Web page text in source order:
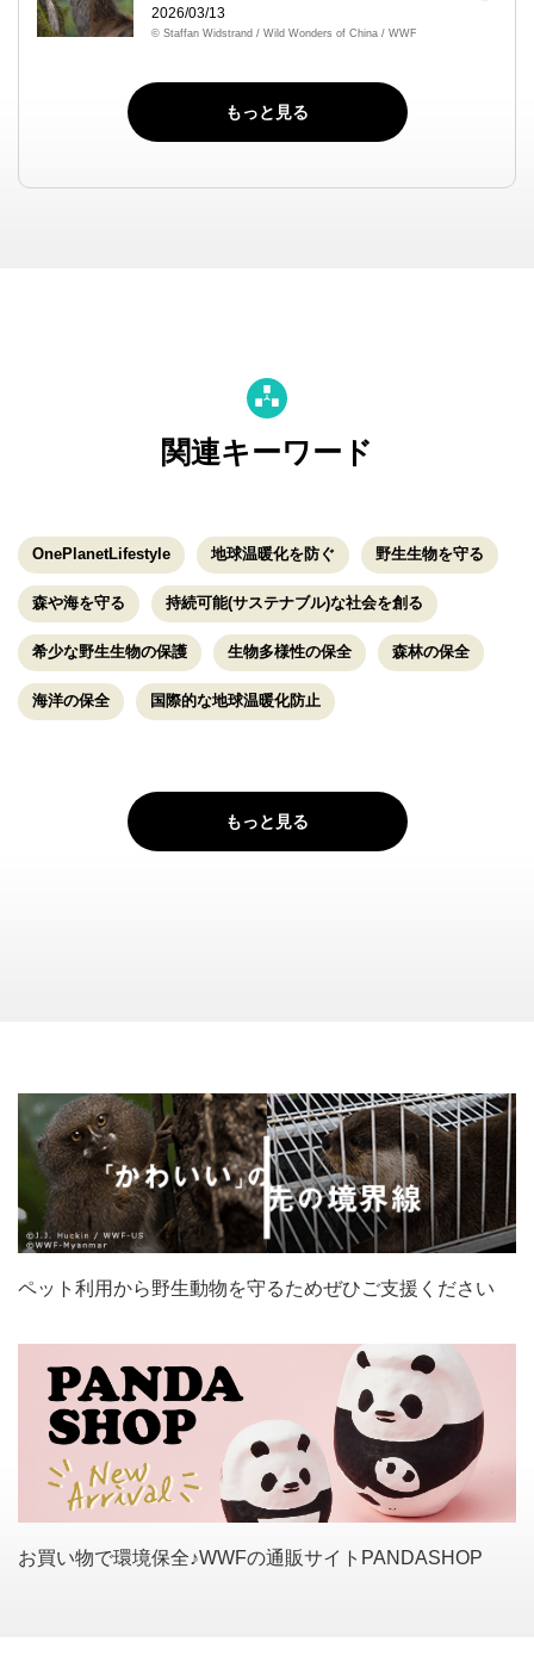
2026/03/13
© Staffan Widstrand / Wild Wonders of China / WWF
もっと見る
関連キーワード
OnePlanetLifestyle 地球温暖化を防ぐ 野生生物を守る
森や海を守る 持続可能(サステナブル)な社会を創る
希少な野生生物の保護 生物多様性の保全 森林の保全
海洋の保全 国際的な地球温暖化防止
もっと見る
ペット利用から野生動物を守るためぜひご支援ください
お買い物で環境保全♪WWFの通販サイトPANDASHOP